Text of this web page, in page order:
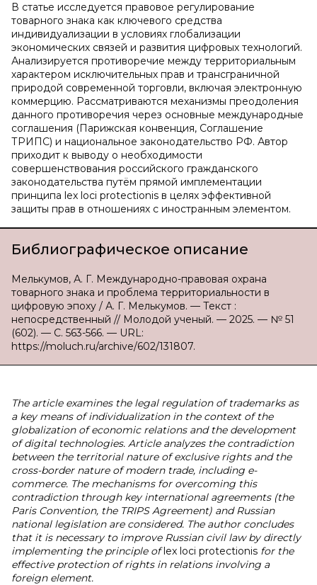
В статье исследуется правовое регулирование
товарного знака как ключевого средства
индивидуализации в условиях глобализации
экономических связей и развития цифровых технологий.
Анализируется противоречие между территориальным
характером исключительных прав и трансграничной
природой современной торговли, включая электронную
коммерцию. Рассматриваются механизмы преодоления
данного противоречия через основные международные
соглашения (Парижская конвенция, Соглашение
ТРИПС) и национальное законодательство РФ. Автор
приходит к выводу о необходимости
совершенствования российского гражданского
законодательства путём прямой имплементации
принципа lex loci protectionis в целях эффективной
защиты прав в отношениях с иностранным элементом.
Библиографическое описание
Мелькумов, А. Г. Международно-правовая охрана
товарного знака и проблема территориальности в
цифровую эпоху / А. Г. Мелькумов. — Текст :
непосредственный // Молодой ученый. — 2025. — № 51
(602). — С. 563-566. — URL:
https://moluch.ru/archive/602/131807.
The article examines the legal regulation of trademarks as
a key means of individualization in the context of the
globalization of economic relations and the development
of digital technologies. Article analyzes the contradiction
between the territorial nature of exclusive rights and the
cross-border nature of modern trade, including e-
commerce. The mechanisms for overcoming this
contradiction through key international agreements (the
Paris Convention, the TRIPS Agreement) and Russian
national legislation are considered. The author concludes
that it is necessary to improve Russian civil law by directly
implementing the principle oflex loci protectionis for the
effective protection of rights in relations involving a
foreign element.